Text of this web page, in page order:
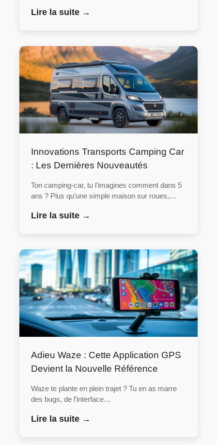
Lire la suite →
Innovations Transports Camping Car
: Les Dernières Nouveautés
Ton camping-car, tu l’imagines comment dans 5
ans ? Plus qu’une simple maison sur roues,…
Lire la suite →
Adieu Waze : Cette Application GPS
Devient la Nouvelle Référence
Waze te plante en plein trajet ? Tu en as marre
des bugs, de l’interface…
Lire la suite →